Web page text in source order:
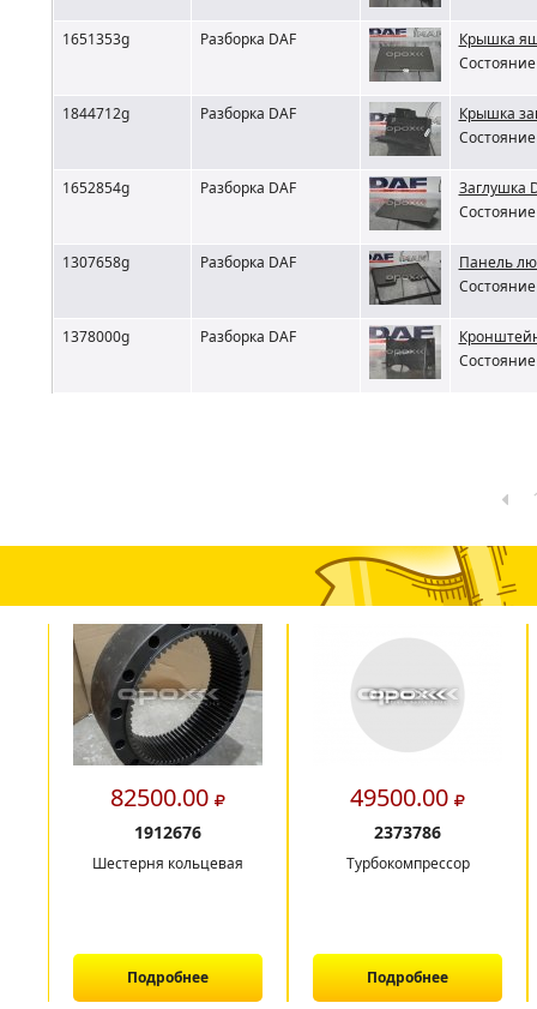
1651353g Разборка DAF
Крышка
1844712g Разборка DAF
Крышка
1652854g Разборка DAF
Заглушка
1307658g Разборка DAF
Панель
1378000g Разборка DAF
82500.00
1912676
Шестерня кольцевая
Подробнее
49500.00
2373786
Турбокомпрессор
Подробнее